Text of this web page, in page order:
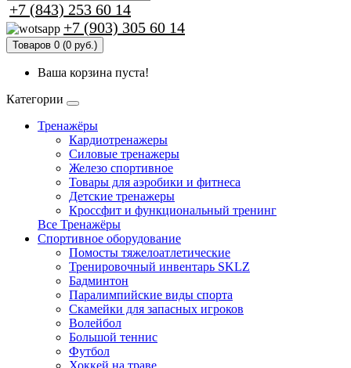
+7 (843) 253 60 14
+7 (903) 305 60 14
Товаров 0 (0 руб.)
Ваша корзина пуста!
Категории
Тренажёры
Кардиотренажеры
Силовые тренажеры
Железо спортивное
Товары для аэробики и фитнеса
Детские тренажеры
Кроссфит и функциональный тренинг
Все Тренажёры
Спортивное оборудование
Помосты тяжелоатлетические
Тренировочный инвентарь SKLZ
Бадминтон
Паралимпийские виды спорта
Скамейки для запасных игроков
Волейбол
Большой теннис
Футбол
Хоккей на траве